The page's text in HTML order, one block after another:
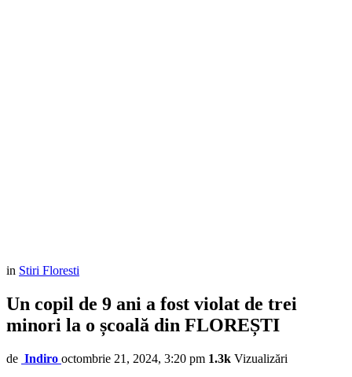
in Stiri Floresti
Un copil de 9 ani a fost violat de trei
minori la o școală din FLOREȘTI
de Indiro octombrie 21, 2024, 3:20 pm 1.3k Vizualizări